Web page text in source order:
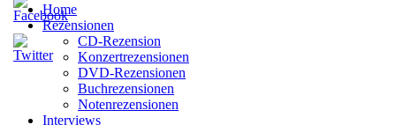
Home
Rezensionen
CD-Rezension
Konzertrezensionen
DVD-Rezensionen
Buchrezensionen
Notenrezensionen
Interviews